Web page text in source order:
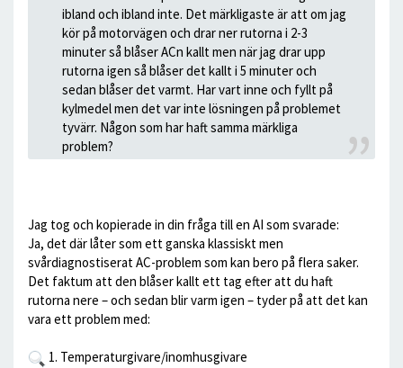
ibland och ibland inte. Det märkligaste är att om jag
kör på motorvägen och drar ner rutorna i 2-3
minuter så blåser ACn kallt men när jag drar upp
rutorna igen så blåser det kallt i 5 minuter och
sedan blåser det varmt. Har vart inne och fyllt på
kylmedel men det var inte lösningen på problemet
tyvärr. Någon som har haft samma märkliga
problem?
Jag tog och kopierade in din fråga till en AI som svarade:
Ja, det där låter som ett ganska klassiskt men
svårdiagnostiserat AC-problem som kan bero på flera saker.
Det faktum att den blåser kallt ett tag efter att du haft
rutorna nere – och sedan blir varm igen – tyder på att det kan
vara ett problem med:
1. Temperaturgivare/inomhusgivare